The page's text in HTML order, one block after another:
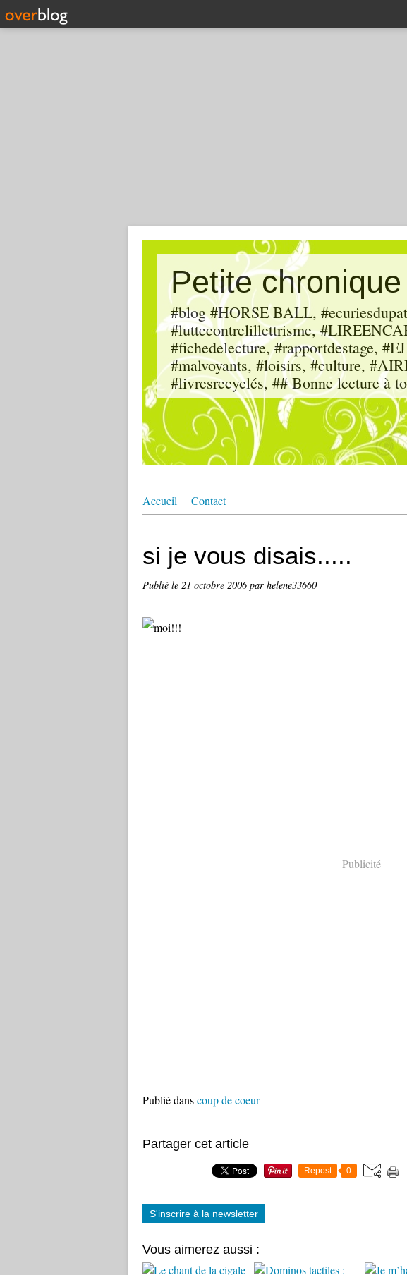
Petite
#blog #HORSE BALL,
#luttecontrelillettrisme,
#fichedelecture, #rapportdestage,
#malvoyants, #loisirs, #culture,
#livresrecyclés, ## Bonne lecture à
Accueil Contact
si je vous disais.....
Publié le 21 octobre 2006par helene33660
Publicité
Publié danscoup de coeur
Partager cet article
Repost 0
S'inscrire à la newsletter
Vous aimerez aussi :